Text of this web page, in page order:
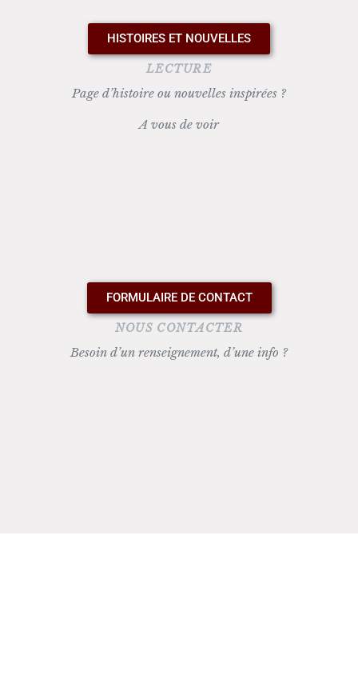
HISTOIRES ET NOUVELLES
LECTURE
Page d’histoire ou nouvelles inspirées ?
A vous de voir
FORMULAIRE DE CONTACT
NOUS CONTACTER
Besoin d’un renseignement, d’une info ?